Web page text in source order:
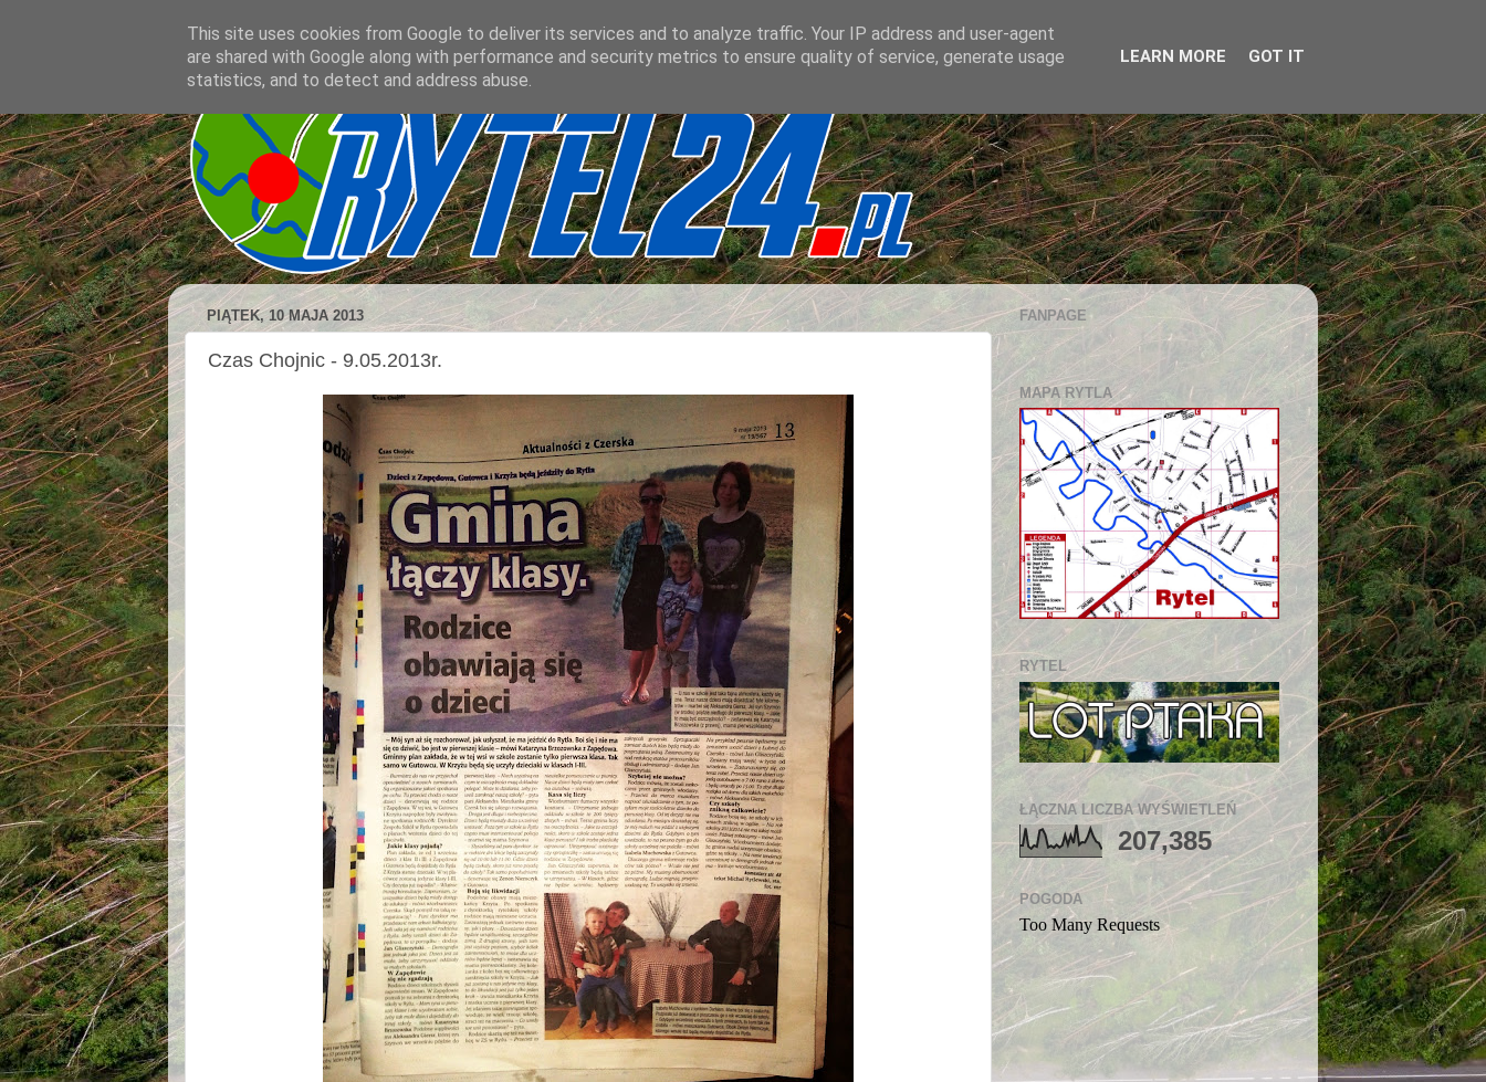
PIĄTEK, 10 MAJA 2013
Czas Chojnic - 9.05.2013r.
FANPAGE
MAPA RYTLA
RYTEL
ŁĄCZNA LICZBA WYŚWIETLEŃ
207,385
POGODA
This site uses cookies from Google to deliver its services and to analyze traffic. Your IP address and user-agent
are shared with Google along with performance and security metrics to ensure quality of service, generate usage
statistics, and to detect and address abuse.
LEARN MORE GOT IT